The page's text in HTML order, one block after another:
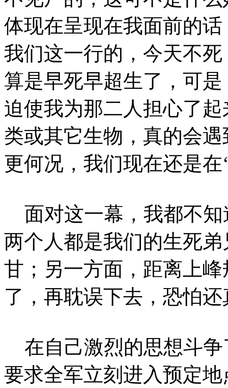
体现在呈现在我面前的
我们这一行的，今天不
算是早死早超生了，可
迫使我为那二人担心了
类或其它生物，真的会
更何况，我们现在还是
面对这一幕，我都不知
两个人都是我们的生死
甘；另一方面，距离上
了，再耽误下去，恐怕
在自己激烈的思想斗争
要求全军立刻进入预定